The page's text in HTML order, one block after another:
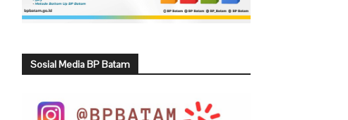
Sosial Media BP Batam